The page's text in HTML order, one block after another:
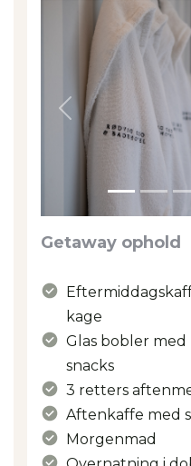
Previous
Getaway ophold
kage
Glas bobler
snacks
3 retters
Aftenkaffe med
Morgenmad